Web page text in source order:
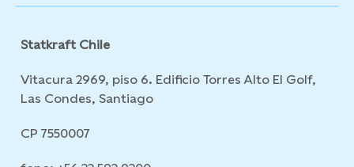
Statkraft Chile
Vitacura 2969, piso 6. Edificio Torres Alto El Golf,
Las Condes, Santiago
CP 7550007